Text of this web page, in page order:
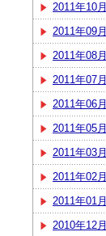
2011年10月
2011年09月
2011年08月
2011年07月
2011年06月
2011年05月
2011年03月
2011年02月
2011年01月
2010年12月